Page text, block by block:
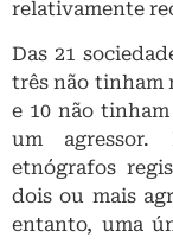
relativamente
Das 21
três não tinham
e 10 não
um agressor.
etnógrafos
dois ou mais
entanto, uma